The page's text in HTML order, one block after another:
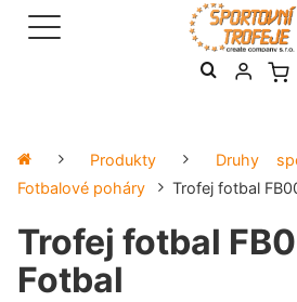
Produkty Druhy
Fotbalové poháry
Trofej fotbal
Trofej fotbal
Fotbal